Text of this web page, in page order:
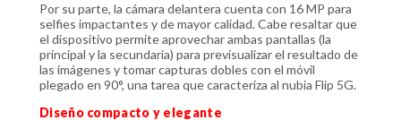
Por su parte, la cámara delantera cuenta con 16 MP para
selfies impactantes y de mayor calidad. Cabe resaltar que
el dispositivo permite aprovechar ambas pantallas (la
principal y la secundaria) para previsualizar el resultado de
las imágenes y tomar capturas dobles con el móvil
plegado en 90°, una tarea que caracteriza al nubia Flip 5G.
Diseño compacto y elegante